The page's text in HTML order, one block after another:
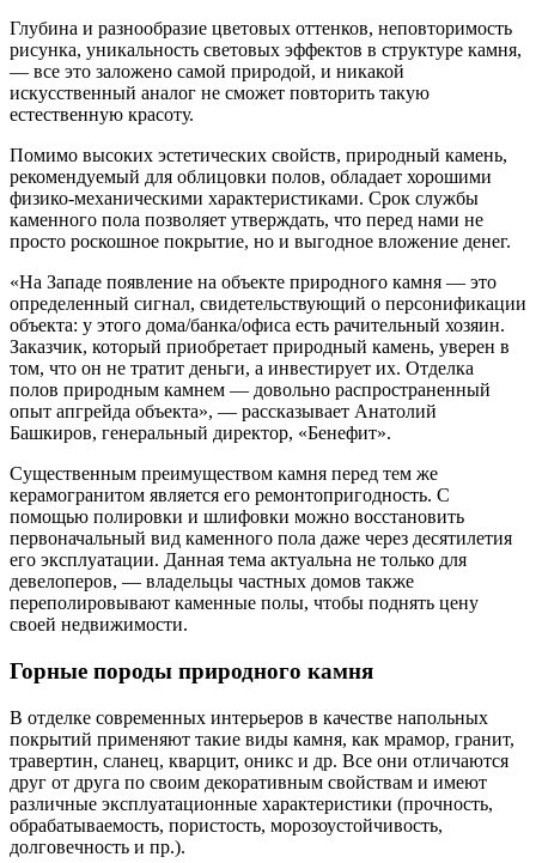
Глубина и разнообразие цветовых оттенков, неповторимость
рисунка, уникальность световых эффектов в структуре камня,
— все это заложено самой природой, и никакой
искусственный аналог не сможет повторить такую
естественную красоту.
Помимо высоких эстетических свойств, природный камень,
рекомендуемый для облицовки полов, обладает хорошими
физико-механическими характеристиками. Срок службы
каменного пола позволяет утверждать, что перед нами не
просто роскошное покрытие, но и выгодное вложение денег.
«На Западе появление на объекте природного камня — это
определенный сигнал, свидетельствующий о персонификации
объекта: у этого дома/банка/офиса есть рачительный хозяин.
Заказчик, который приобретает природный камень, уверен в
том, что он не тратит деньги, а инвестирует их. Отделка
полов природным камнем — довольно распространенный
опыт апгрейда объекта», — рассказывает Анатолий
Башкиров, генеральный директор, «Бенефит».
Существенным преимуществом камня перед тем же
керамогранитом является его ремонтопригодность. С
помощью полировки и шлифовки можно восстановить
первоначальный вид каменного пола даже через десятилетия
его эксплуатации. Данная тема актуальна не только для
девелоперов, — владельцы частных домов также
переполировывают каменные полы, чтобы поднять цену
своей недвижимости.
Горные породы природного камня
В отделке современных интерьеров в качестве напольных
покрытий применяют такие виды камня, как мрамор, гранит,
травертин, сланец, кварцит, оникс и др. Все они отличаются
друг от друга по своим декоративным свойствам и имеют
различные эксплуатационные характеристики (прочность,
обрабатываемость, пористость, морозоустойчивость,
долговечность и пр.).